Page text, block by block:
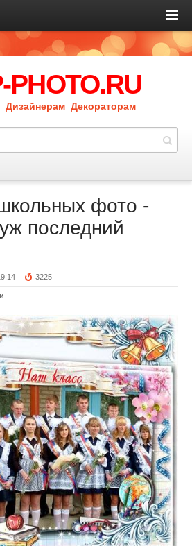
PHOTO.RU
Декораторам
фото -
последний
3225